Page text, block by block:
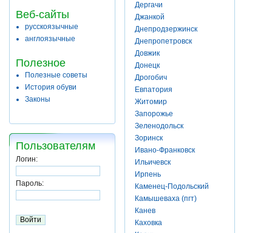
Веб-сайты
русскоязычные
англоязычные
Полезное
Полезные советы
История обуви
Законы
Пользователям
Логин:
Пароль:
Дергачи
Джанкой
Днепродзержинск
Днепропетровск
Довжик
Донецк
Дрогобич
Евпатория
Житомир
Запорожье
Зеленодольск
Зоринск
Ивано-Франковск
Ильичевск
Ирпень
Каменец-Подольский
Камышеваха (пгт)
Канев
Каховка